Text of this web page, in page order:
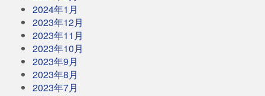
2024年1月
2023年12月
2023年11月
2023年10月
2023年9月
2023年8月
2023年7月